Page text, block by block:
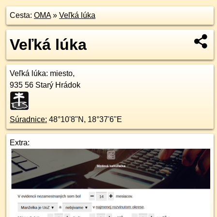
Cesta: OMA» Veľká lúka
Veľká lúka
Veľká lúka: miesto,
935 56 Starý Hrádok
Súradnice: 48°10'8"N , 18°37'6"E
Extra: